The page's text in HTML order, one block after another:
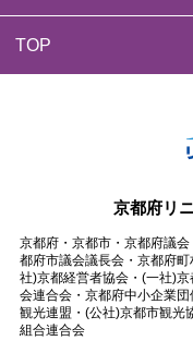
TOP
京都府リ
京都府・京都市・京都府議
都府市議会議長会・京都府
社)京都経営者協会・(一社)
会連合会・京都府中小企業
観光連盟・(公社)京都市観光
組合連合会